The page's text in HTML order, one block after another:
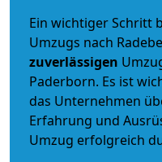
Ein wichtiger Schritt
Umzugs nach
zuverlässigen
Paderborn. Es ist
das Unternehmen
Erfahrung und
Umzug erfolgreich